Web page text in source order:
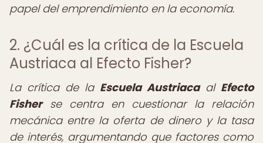
papel del emprendimiento en la economía.
2. ¿Cuál es la crítica de la Escuela
Austriaca al Efecto Fisher?
La crítica de la Escuela Austriacaal Efecto
Fisherse centra en cuestionar la relación
mecánica entre la oferta de dinero y la tasa
de interés, argumentando que factores como